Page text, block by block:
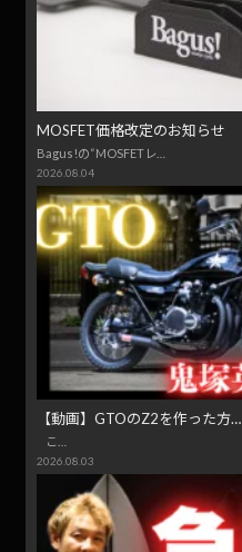
MOSFET価格改定のお知らせ
Bagus!の“MOSFETレ…
2026.08.04
【動画】GTOのZ2を作った方…
こ…
2026.08.03